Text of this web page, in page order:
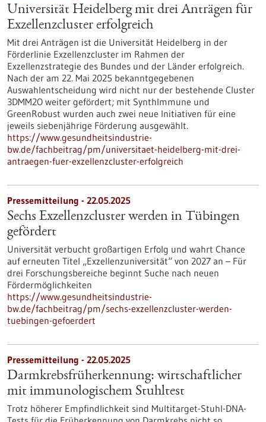
Universität Heidelberg mit drei Anträgen für
Exzellenzcluster erfolgreich
Mit drei Anträgen ist die Universität Heidelberg in der
Förderlinie Exzellenzcluster im Rahmen der
Exzellenzstrategie des Bundes und der Länder erfolgreich.
Nach der am 22. Mai 2025 bekanntgegebenen
Auswahlentscheidung wird nicht nur der bestehende Cluster
3DMM2O weiter gefördert; mit SynthImmune und
GreenRobust wurden auch zwei neue Initiativen für eine
jeweils siebenjährige Förderung ausgewählt.
https://www.gesundheitsindustrie-
bw.de/fachbeitrag/pm/universitaet-heidelberg-mit-drei-
antraegen-fuer-exzellenzcluster-erfolgreich
Pressemitteilung - 22.05.2025
Sechs Exzellenzcluster werden in Tübingen
gefördert
Universität verbucht großartigen Erfolg und wahrt Chance
auf erneuten Titel „Exzellenzuniversität“ von 2027 an – Für
drei Forschungsbereiche beginnt Suche nach neuen
Fördermöglichkeiten
https://www.gesundheitsindustrie-
bw.de/fachbeitrag/pm/sechs-exzellenzcluster-werden-
tuebingen-gefoerdert
Pressemitteilung - 22.05.2025
Darmkrebsfrüherkennung: wirtschaftlicher
mit immunologischem Stuhltest
Trotz höherer Empfindlichkeit sind Multitarget-Stuhl-DNA-